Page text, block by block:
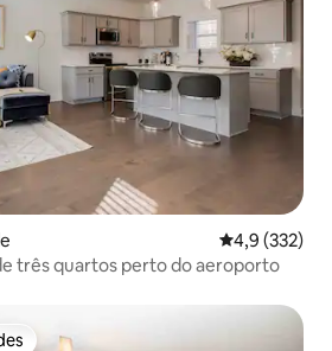
4,9 de uma
4,9 (332)
três quartos perto do aeroporto